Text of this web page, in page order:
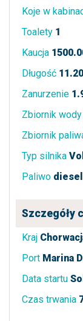
Koje w
Toalety 1
Kaucja
Długość
Zanurzenie
Zbiornik wody
Zbiornik
Typ silnika
Paliwo diesel
Szczegóły
Kraj
Port Marina
Data startu
Czas trwania